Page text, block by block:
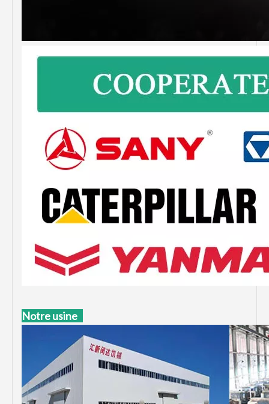
Notre usine